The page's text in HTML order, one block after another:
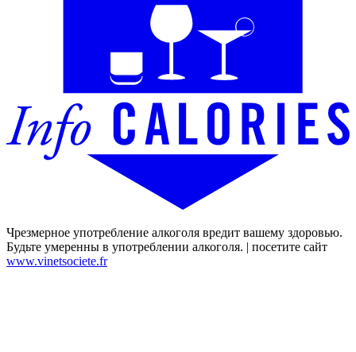
Чрезмерное употребление алкоголя вредит вашему здоровью.
Будьте умеренны в употреблении алкоголя. | посетите сайт
www.vinetsociete.fr